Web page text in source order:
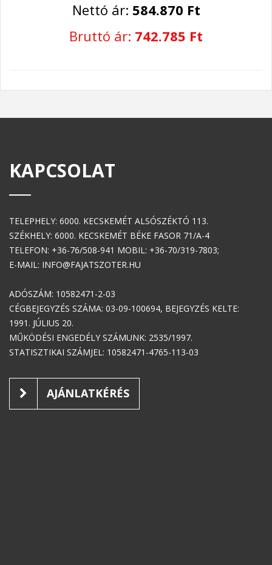
Nettó ár: 584.870 Ft
Bruttó ár: 742.785 Ft
KAPCSOLAT
TELEPHELY: 6000. KECSKEMÉT ALSÓSZÉKTÓ 113.
SZÉKHELY: 6000. KECSKEMÉT BÉKE FASOR 71/A-4
TELEFON: +36-76/508-941 MOBIL: +36-70/319-7803;
E-MAIL: INFO@FAJATSZOTER.HU
ADÓSZÁM: 10582471-2-03
CÉGBEJEGYZÉS SZÁMA: 03-09-100694, BEJEGYZÉS KELTE:
1991. JÚLIUS 20.
MŰKÖDÉSI ENGEDÉLY SZÁMUNK: 2535/1997.
STATISZTIKAI SZÁMJEL: 10582471-4765-113-03
AJÁNLATKÉRÉS